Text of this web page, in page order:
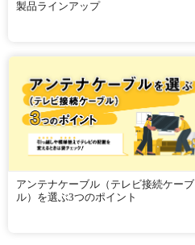
製品ラインアップ
アンテナケーブル（テレビ接続ケーブ
ル）を選ぶ3つのポイント